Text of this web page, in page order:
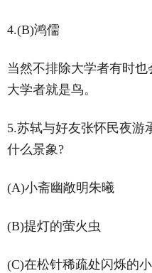
4.(B)鸿儒
当然不排除大学者有时
大学者就是鸟。
5.苏轼与好友张怀民夜游
什么景象?
(A)小斋幽敞明朱曦
(B)提灯的萤火虫
(C)在松针稀疏处闪烁的